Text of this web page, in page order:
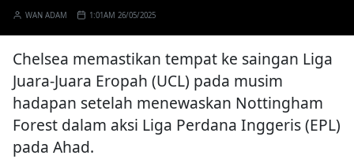
WAN ADAM 1:01AM 26/05/2025
Chelsea memastikan tempat ke saingan Liga
Juara-Juara Eropah (UCL) pada musim
hadapan setelah menewaskan Nottingham
Forest dalam aksi Liga Perdana Inggeris (EPL)
pada Ahad.